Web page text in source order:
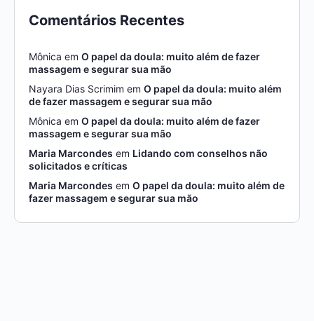
Comentários Recentes
Mônica em O papel da doula: muito além de fazer
massagem e segurar sua mão
Nayara Dias Scrimim em O papel da doula: muito além
de fazer massagem e segurar sua mão
Mônica em O papel da doula: muito além de fazer
massagem e segurar sua mão
Maria Marcondes em Lidando com conselhos não
solicitados e críticas
Maria Marcondes em O papel da doula: muito além de
fazer massagem e segurar sua mão